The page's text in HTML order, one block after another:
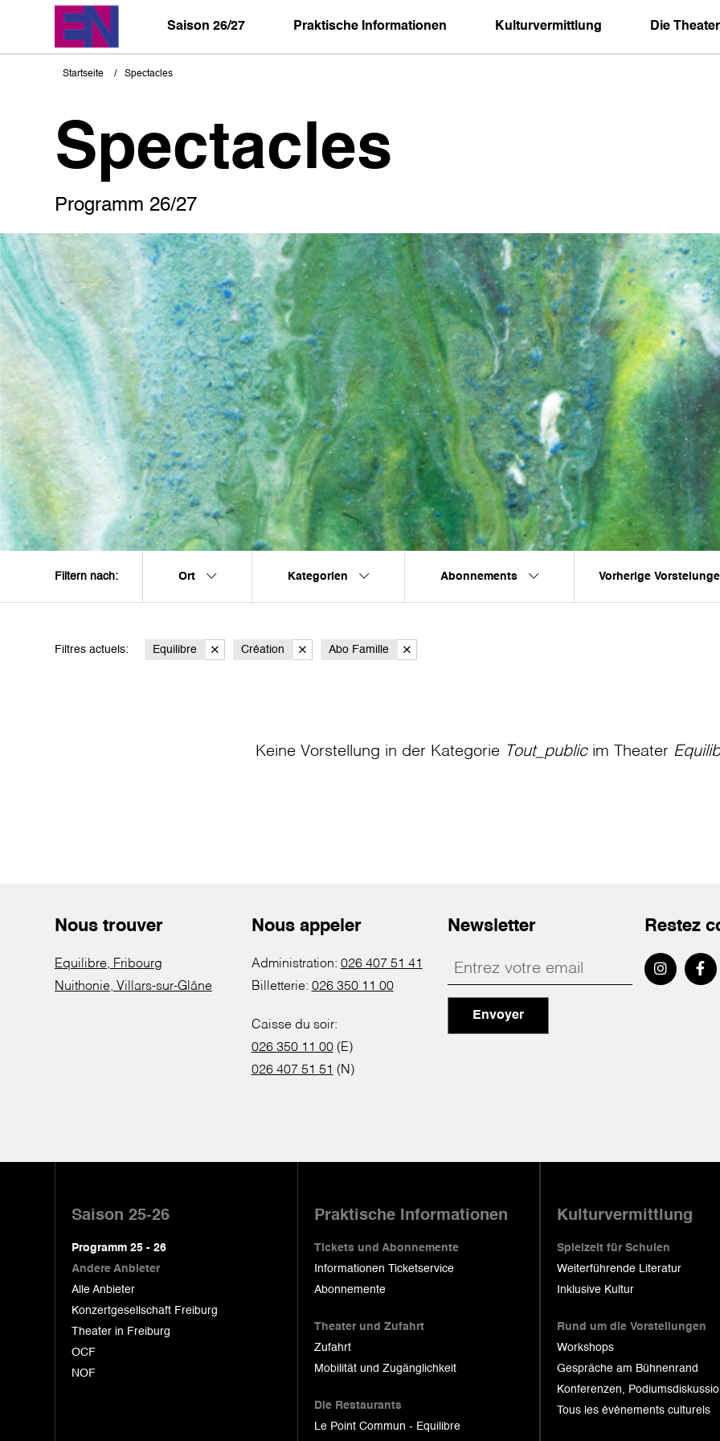
Saison 26/27 Praktische Informationen Kulturvermittlung Die Theater
Pfadnavigation
Startseite Spectacles
Spectacles
Programm 26/27
Filtern nach: Ort Kategorien Abonnements Vorherige
Filtres actuels: Equilibre Création Abo Famille
Keine Vorstellung in der Kategorie Tout_publicim Theater
Nous trouver
Equilibre, Fribourg
Nuithonie, Villars-sur-Glâne
Nous appeler
Administration: 026 407 51 41
Billetterie: 026 350 11 00
Caisse du soir:
026 350 11 00(E)
026 407 51 51 (N)
Newsletter
Envoyer
Restez
Saison 25-26
Programm 25 - 26
Andere Anbieter
Alle Anbieter
Konzertgesellschaft Freiburg
Theater in Freiburg
OCF
NOF
Praktische Informationen
Tickets und Abonnemente
Informationen Ticketservice
Abonnemente
Theater und Zufahrt
Zufahrt
Mobilität und Zugänglichkeit
Die Restaurants
Le Point Commun - Equilibre
Kulturvermittlung
Spielzeit für Schulen
Weiterführende Literatur
Inklusive Kultur
Rund um die Vorstellungen
Workshops
Gespräche am Bühnenrand
Konferenzen,
Tous les événements culturels